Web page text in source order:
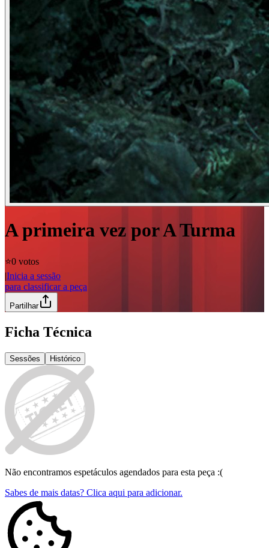
A primeira vez por A Turma
⭐️0 votos
|Inicia a sessão
para classificar a peça
Partilhar
Ficha Técnica
Sessões Histórico
Não encontramos espetáculos agendados para esta peça :(
Sabes de mais datas? Clica aqui para adicionar.